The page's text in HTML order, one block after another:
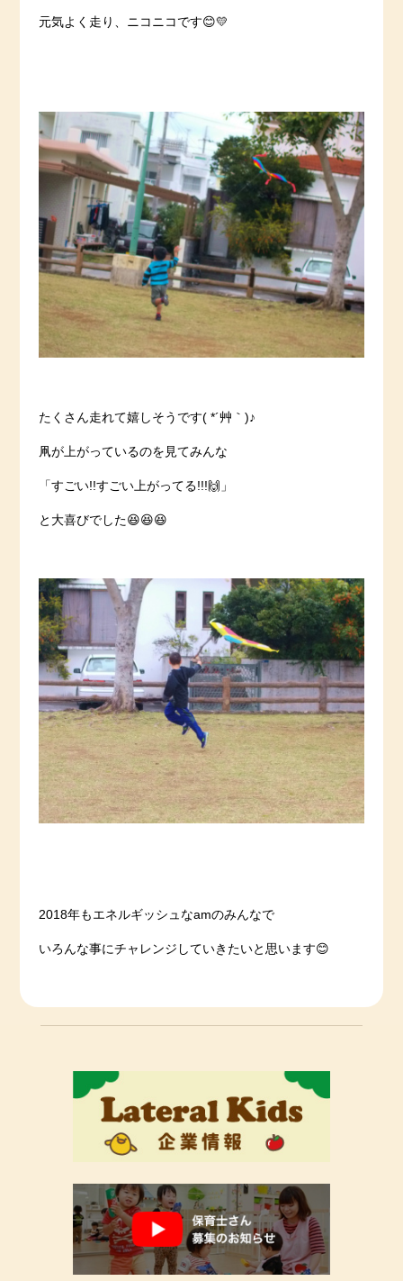
元気よく走り、ニコニコです😊💛
たくさん走れて嬉しそうです( *´艸｀)♪
凧が上がっているのを見てみんな
「すごい!!すごい上がってる!!!🙌」
と大喜びでした😆😆😆
2018年もエネルギッシュなamのみんなで
いろんな事にチャレンジしていきたいと思います😊